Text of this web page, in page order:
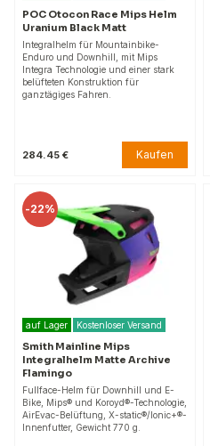
POC Otocon Race Mips Helm
Uranium Black Matt
Integralhelm für Mountainbike-
Enduro und Downhill, mit Mips
Integra Technologie und einer stark
belüfteten Konstruktion für
ganztägiges Fahren.
284.45 € Kaufen
-22%
auf Lager Kostenloser Versand
Smith Mainline Mips
Integralhelm Matte Archive
Flamingo
Fullface-Helm für Downhill und E-
Bike, Mips® und Koroyd®-Technologie,
AirEvac-Belüftung, X-static®/Ionic+®-
Innenfutter, Gewicht 770 g.